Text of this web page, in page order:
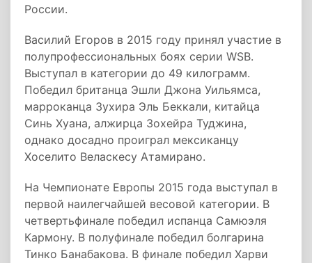
России.
Василий Егоров в 2015 году принял участие в
полупрофессиональных боях серии WSB.
Выступал в категории до 49 килограмм.
Победил британца Эшли Джона Уильямса,
марроканца Зухира Эль Беккали, китайца
Синь Хуана, алжирца Зохейра Туджина,
однако досадно проиграл мексиканцу
Хоселито Веласкесу Атамирано.
На Чемпионате Европы 2015 года выступал в
первой наилегчайшей весовой категории. В
четвертьфинале победил испанца Самюэля
Кармону. В полуфинале победил болгарина
Тинко Банабакова. В финале победил Харви